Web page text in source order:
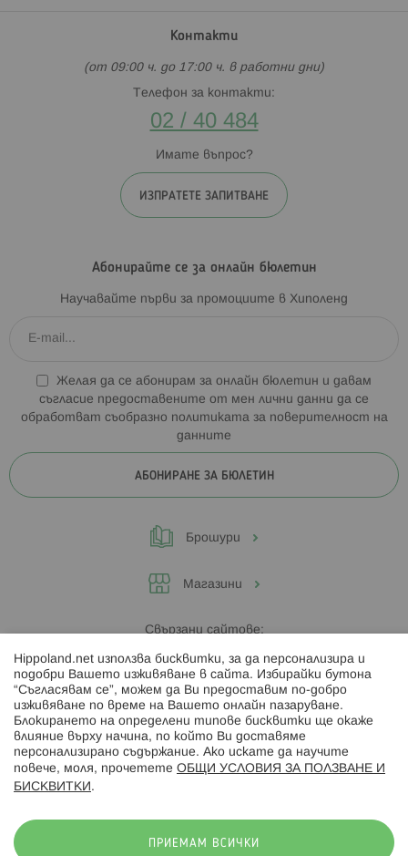
Контакти
(от 09:00 ч. до 17:00 ч. в работни дни)
Телефон за контакти:
02 / 40 484
Имате въпрос?
ИЗПРАТЕТЕ ЗАПИТВАНЕ
Абонирайте се за онлайн бюлетин
Научавайте първи за промоциите в Хиполенд
Желая да се абонирам за онлайн бюлетин и давам
съгласие предоставените от мен лични данни да се
обработват съобразно политиката за поверителност на
данните
АБОНИРАНЕ ЗА БЮЛЕТИН
Брошури
Магазини
Свързани сайтове:
Hippoland.ro
Последвайте ни:
Hippoland.net използва бисквитки, за да персонализира и
подобри Вашето изживяване в сайта. Избирайки бутона
“Съгласявам се”, можем да Ви предоставим по-добро
изживяване по време на Вашето онлайн пазаруване.
Блокирането на определени типове бисквитки ще окаже
влияние върху начина, по който Ви доставяме
персонализирано съдържание. Ако искате да научите
повече, моля, прочетете ОБЩИ УСЛОВИЯ ЗА ПОЛЗВАНЕ И
БИСКВИТКИ .
ПРИЕМАМ ВСИЧКИ